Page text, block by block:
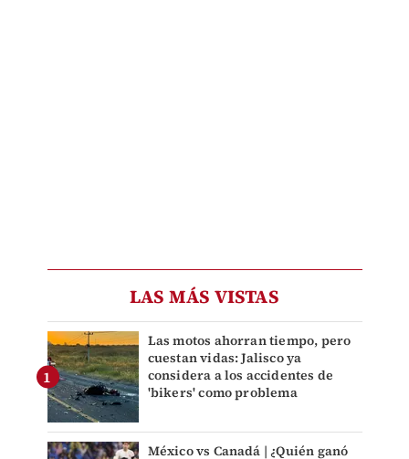
LAS MÁS VISTAS
Las motos ahorran tiempo, pero
cuestan vidas: Jalisco ya
considera a los accidentes de
'bikers' como problema
México vs Canadá | ¿Quién ganó